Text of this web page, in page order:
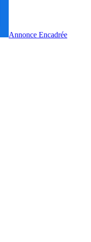
Annonce Encadrée